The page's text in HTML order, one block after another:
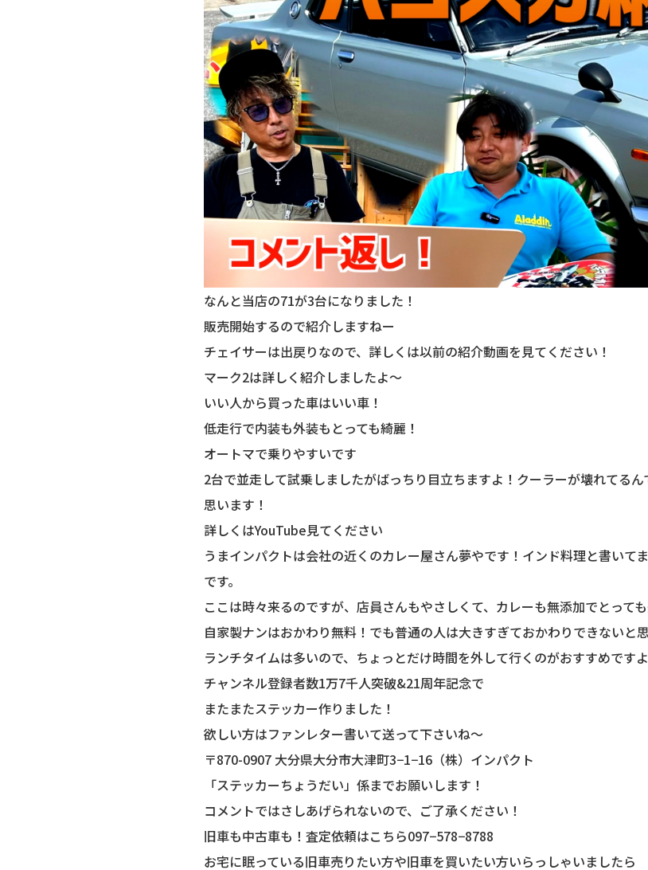
なんと当店の71が3台になりました！
販売開始するので紹介しますねー
チェイサーは出戻りなので、詳しくは以前の紹介動画を見てください！
マーク2は詳しく紹介しましたよ〜
いい人から買った車はいい車！
低走行で内装も外装もとっても綺麗！
オートマで乗りやすいです
2台で並走して試乗しましたがばっちり目立ちますよ！クーラーが壊れてる
思います！
詳しくはYouTube見てください
うまインパクトは会社の近くのカレー屋さん夢やです！インド料理と書いて
です。
ここは時々来るのですが、店員さんもやさしくて、カレーも無添加でとっても
自家製ナンはおかわり無料！でも普通の人は大きすぎておかわりできないと思
ランチタイムは多いので、ちょっとだけ時間を外して行くのがおすすめですよ
チャンネル登録者数1万7千人突破&21周年記念で
またまたステッカー作りました！
欲しい方はファンレター書いて送って下さいね〜
〒870-0907 大分県大分市大津町3−1−16（株）インパクト
「ステッカーちょうだい」係までお願いします！
コメントではさしあげられないので、ご了承ください！
旧車も中古車も！査定依頼はこちら097−578−8788
お宅に眠っている旧車売りたい方や旧車を買いたい方いらっしゃいましたら